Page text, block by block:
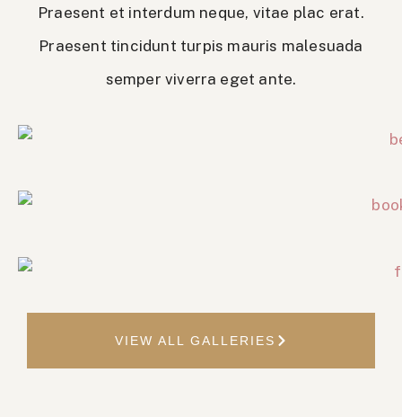
Praesent et interdum neque, vitae plac erat.
Praesent tincidunt turpis mauris malesuada
semper viverra eget ante.
VIEW ALL GALLERIES